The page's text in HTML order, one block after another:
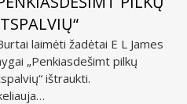
laimėti žadėtai E L James
„Penkiasdešimt pilkų
ištraukti.